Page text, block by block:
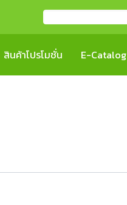
สินค้าโปรโมชั่น E-Catalog